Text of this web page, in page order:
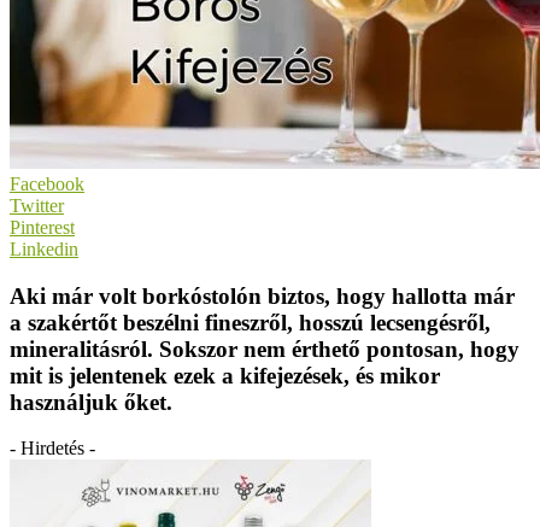
Facebook
Twitter
Pinterest
Linkedin
Aki már volt borkóstolón biztos, hogy hallotta már
a szakértőt beszélni fineszről, hosszú lecsengésről,
mineralitásról. Sokszor nem érthető pontosan, hogy
mit is jelentenek ezek a kifejezések, és mikor
használjuk őket.
- Hirdetés -